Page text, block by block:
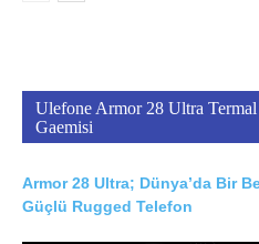
Ulefone Armor 28 Ultra
Gaemisi
Armor 28 Ultra; Dünya’da Bir
Güçlü Rugged Telefon